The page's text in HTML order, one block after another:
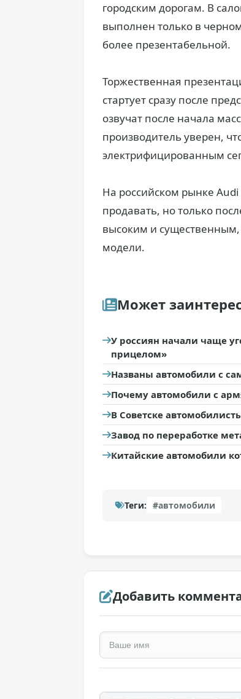
городским дорогам. В
выполнен только в
более презентабельной.
Торжественная
стартует сразу после
озвучат после начала
производитель уверен,
электрифицированным
На российском рынке
продавать, но только
высоким и существенным,
модели.
Может
У россиян начали чаще
прицелом»
Названы автомобили с
Почему автомобили с
В Советске
Завод по переработке
Китайские автомобили
Теги: #автомобили
Добавить